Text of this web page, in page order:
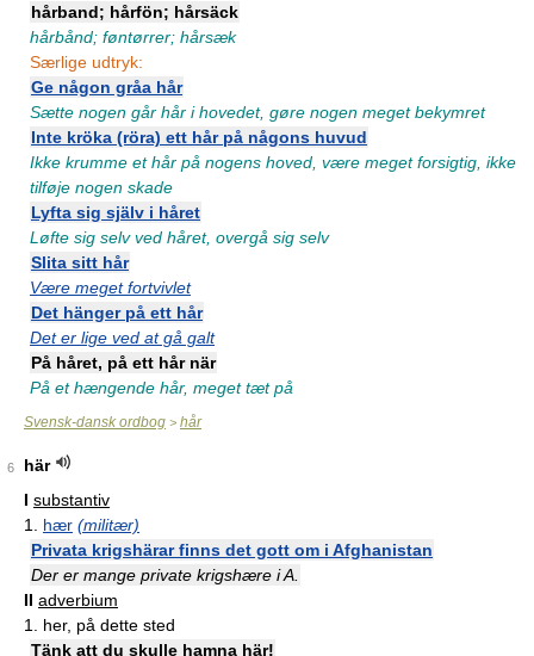
hårband; hårfön; hårsäck
hårbånd; føntørrer; hårsæk
Særlige udtryk:
Ge någon gråa hår
Sætte nogen går hår i hovedet, gøre nogen meget bekymret
Inte kröka (röra) ett hår på någons huvud
Ikke krumme et hår på nogens hoved, være meget forsigtig, ikke
tilføje nogen skade
Lyfta sig själv i håret
Løfte sig selv ved håret, overgå sig selv
Slita sitt hår
Være meget fortvivlet
Det hänger på ett hår
Det er lige ved at gå galt
På håret, på ett hår när
På et hængende hår, meget tæt på
Svensk-dansk ordbog > hår
6
här
I substantiv
1. hær (militær)
Privata krigshärar finns det gott om i Afghanistan
Der er mange private krigshære i A.
II adverbium
1. her, på dette sted
Tänk att du skulle hamna här!